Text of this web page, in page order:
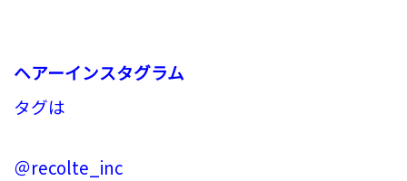
ヘアーインスタグラム
タグは
＠recolte_inc